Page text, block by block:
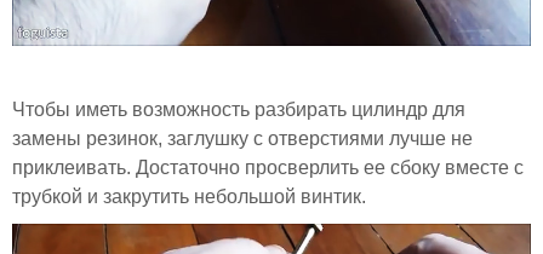
Чтобы иметь возможность разбирать цилиндр для
замены резинок, заглушку с отверстиями лучше не
приклеивать. Достаточно просверлить ее сбоку вместе с
трубкой и закрутить небольшой винтик.